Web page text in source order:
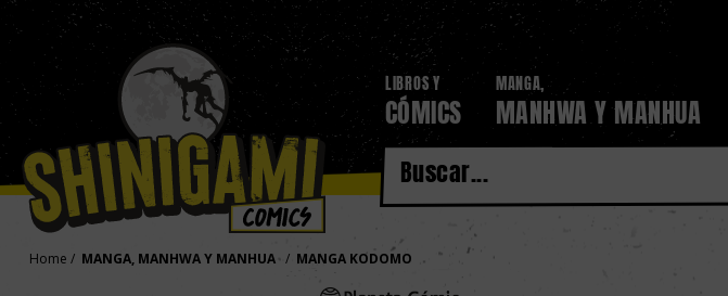
LIBROS Y
CÓMICS
MANGA,
MANHWA Y MANHUA
Home MANGA, MANHWA Y MANHUA MANGA KODOMO